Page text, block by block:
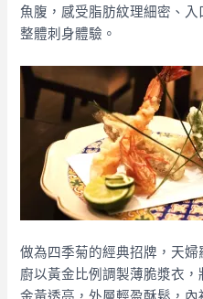
魚腹，感受脂肪紋理細密、
整體刺身體驗。
做為四季菊的經典招牌，天
廚以黃金比例調製薄脆漿衣